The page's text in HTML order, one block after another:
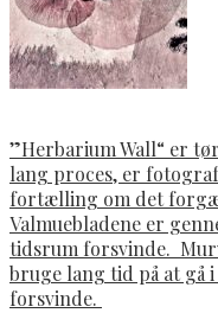
”Herbarium Wall“ er
lang proces, er
fortælling om det
Valmuebladene er
tidsrum forsvinde.
bruge lang tid på at gå
forsvinde.